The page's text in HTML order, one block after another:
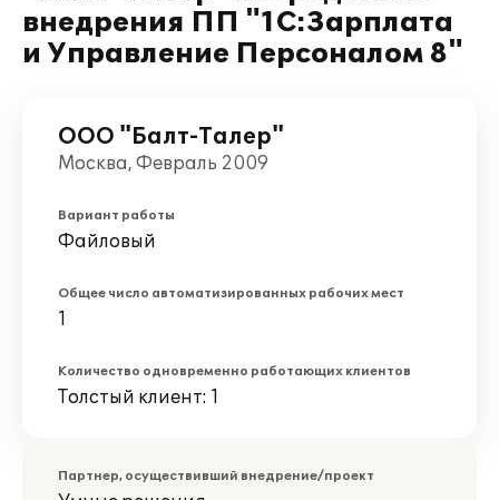
внедрения ПП "1С:Зарплата
и Управление Персоналом 8"
ООО "Балт-Талер"
Москва, Февраль 2009
Вариант работы
Файловый
Общее число автоматизированных рабочих мест
1
Количество одновременно работающих клиентов
Толстый клиент: 1
Партнер, осуществивший внедрение/проект